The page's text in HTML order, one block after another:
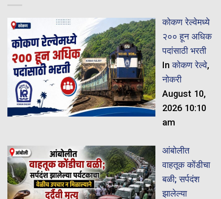
कोकण रेल्वेमध्ये
२०० हून अधिक
पदांसाठी भरती
Inकोकण रेल्वे,
नोकरी
August 10,
2026 10:10
am
आंबोलीत
वाहतूक कोंडीचा
बळी; सर्पदंश
झालेल्या